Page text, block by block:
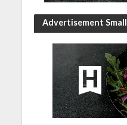
Advertisement Small